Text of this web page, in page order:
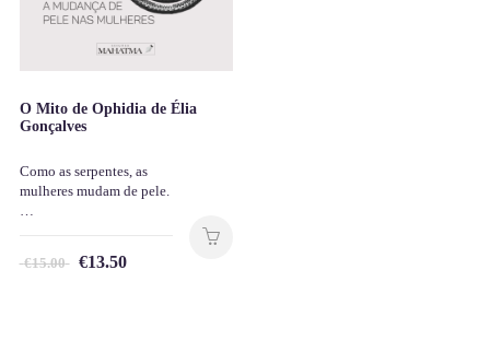
O Mito de Ophidia de Élia
Gonçalves
Como as serpentes, as
mulheres mudam de pele.
€15.00 €13.50